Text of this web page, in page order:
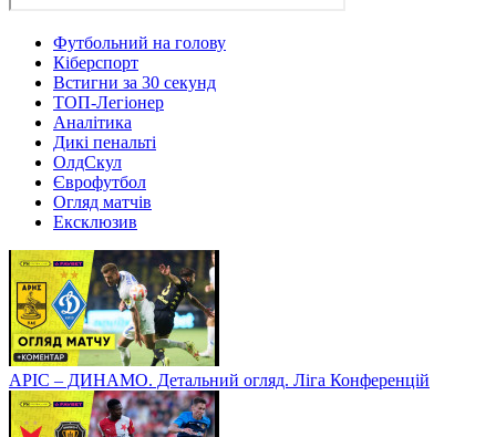
Футбольний на голову
Кіберспорт
Встигни за 30 секунд
ТОП-Легіонер
Аналітика
Дикі пенальті
ОлдСкул
Єврофутбол
Огляд матчів
Ексклюзив
АРІС – ДИНАМО. Детальний огляд. Ліга Конференцій